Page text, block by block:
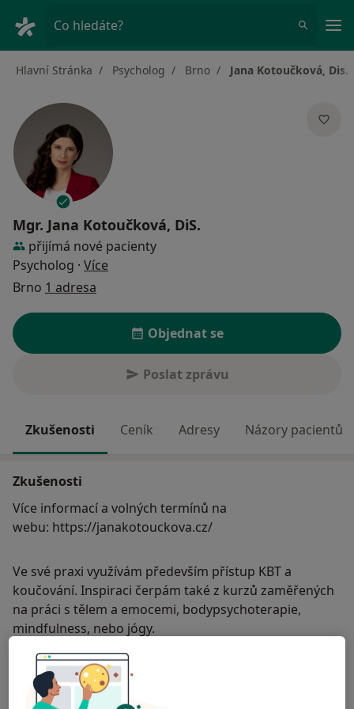
Co hledáte?
Hlavní Stránka Psycholog Brno Jana Kotoučková, Dis.
Mgr. Jana Kotoučková, DiS.
přijímá nové pacienty
Psycholog · Více
Brno 1 adresa
Objednat se
Poslat zprávu
Zkušenosti Ceník Adresy Názory pacientů
Zkušenosti
Více informací a volných termínů na
webu: https://janakotouckova.cz/
Ve své praxi využívám především přístup KBT a
koučování. Inspiraci čerpám také z kurzů zaměřených
na práci s tělem a emocemi, bodypsychoterapie,
mindfulness, nebo jógy.
Nabízím bezpečný a nehodnotící prostor.
Setkat se můžeme osobně a online.